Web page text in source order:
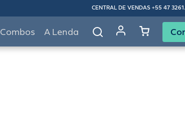
CENTRAL DE VENDAS +55 47
Combos A Lenda